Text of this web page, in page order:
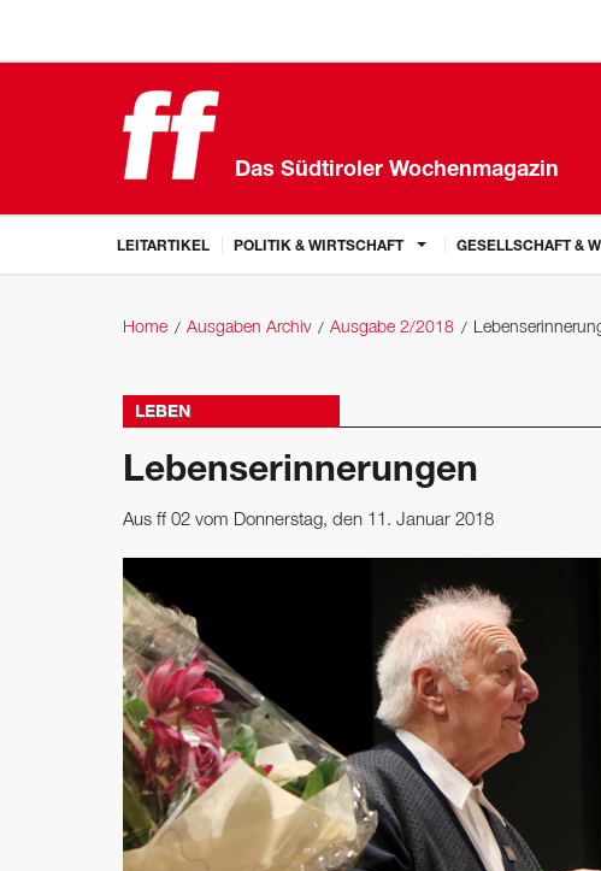
Das Südtiroler Wochenmagazin
LEITARTIKEL POLITIK & WIRTSCHAFT GESELLSCHAFT &
Home Ausgaben Archiv Ausgabe 2/2018
LEBEN
Lebenserinnerungen
Aus ff 02 vom Donnerstag, den 11. Januar 2018